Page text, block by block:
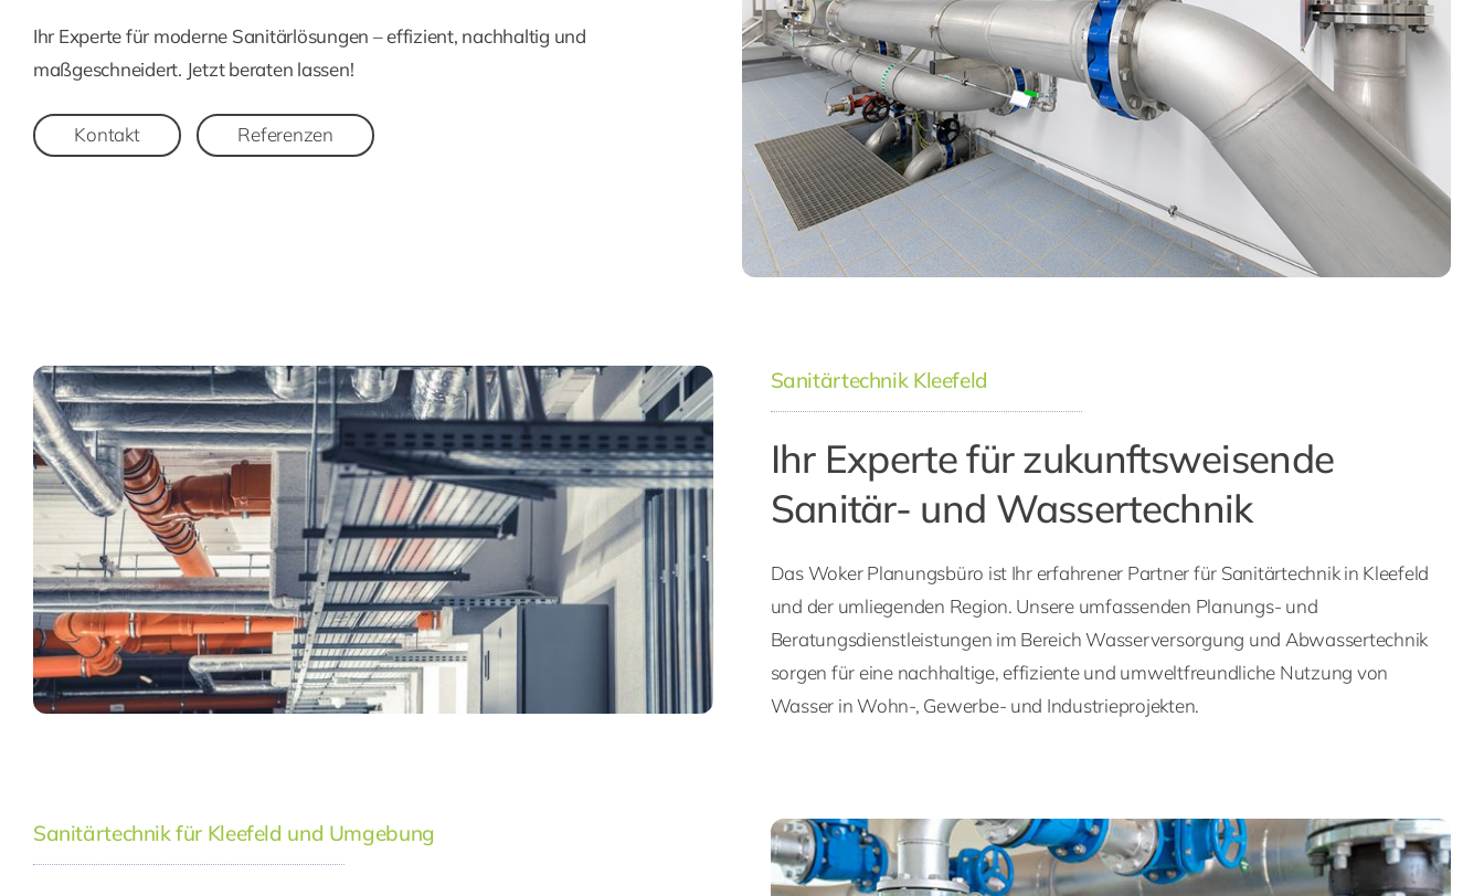
Ihr Experte für moderne Sanitärlösungen – effizient, nachhaltig und
maßgeschneidert. Jetzt beraten lassen!
Kontakt Referenzen
Sanitärtechnik Kleefeld
Ihr Experte für zukunftsweisende
Sanitär- und Wassertechnik
Das Woker Planungsbüro ist Ihr erfahrener Partner für Sanitärtechnik in Kleefeld
und der umliegenden Region. Unsere umfassenden Planungs- und
Beratungsdienstleistungen im Bereich Wasserversorgung und Abwassertechnik
sorgen für eine nachhaltige, effiziente und umweltfreundliche Nutzung von
Wasser in Wohn-, Gewerbe- und Industrieprojekten.
Sanitärtechnik für Kleefeld und Umgebung